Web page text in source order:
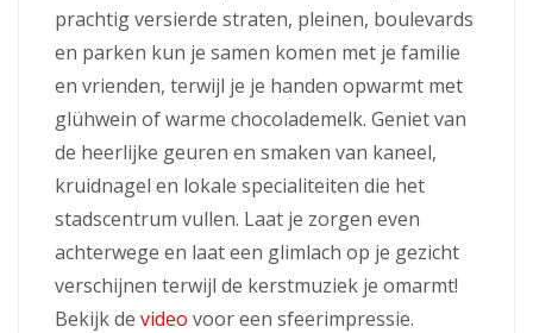
prachtig versierde straten, pleinen, boulevards
en parken kun je samen komen met je familie
en vrienden, terwijl je je handen opwarmt met
glühwein of warme chocolademelk. Geniet van
de heerlijke geuren en smaken van kaneel,
kruidnagel en lokale specialiteiten die het
stadscentrum vullen. Laat je zorgen even
achterwege en laat een glimlach op je gezicht
verschijnen terwijl de kerstmuziek je omarmt!
Bekijk de video voor een sfeerimpressie.